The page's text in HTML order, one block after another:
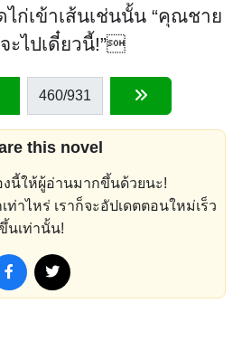
ก่เข้าเส้นเช่นนั้น “คุณชาย
ะไปเดี๋ยวนี้!”
460/931
this novel
งนี้ให้ผู้อ่านมากขึ้นด้วยนะ!
าไหร่ เราก็จะอัปเดตตอนใหม่เร็ว
นเท่านั้น!